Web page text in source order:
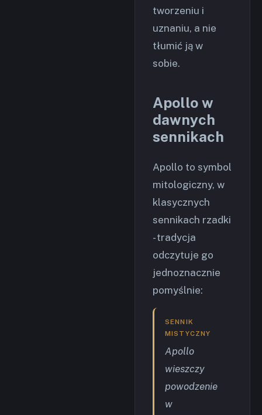
tworzeniu i
uznaniu, a nie
tłumić ją w
sobie.
Apollo w
dawnych
sennikach
Apollo to symbol
mitologiczny, w
klasycznych
sennikach rzadki
- tradycja
odczytuje go
jednoznacznie
pomyślnie:
SENNIK
MISTYCZNY
Apollo
wieszczy
powodzenie
w